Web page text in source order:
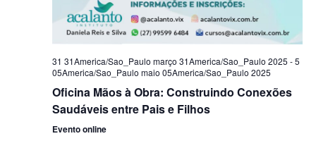
31 31America/Sao_Paulo março 31America/Sao_Paulo 2025 -5
05America/Sao_Paulo maio 05America/Sao_Paulo 2025
Oficina Mãos à Obra: Construindo Conexões
Saudáveis entre Pais e Filhos
Evento online